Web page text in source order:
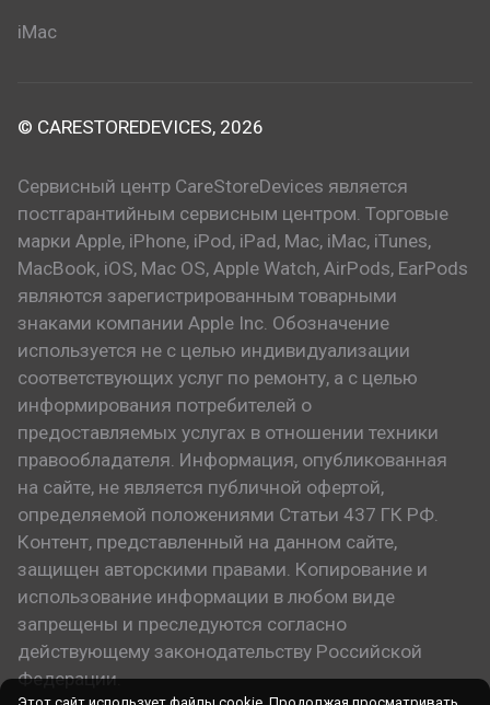
iMac
© CARESTOREDEVICES, 2026
Сервисный центр CareStoreDevices является
постгарантийным сервисным центром. Торговые
марки Apple, iPhone, iPod, iPad, Mac, iMac, iTunes,
MacBook, iOS, Mac OS, Apple Watch, AirPods, EarPods
являются зарегистрированным товарными
знаками компании Apple Inc. Обозначение
используется не с целью индивидуализации
соответствующих услуг по ремонту, а с целью
информирования потребителей о
предоставляемых услугах в отношении техники
правообладателя. Информация, опубликованная
на сайте, не является публичной офертой,
определяемой положениями Статьи 437 ГК РФ.
Контент, представленный на данном сайте,
защищен авторскими правами. Копирование и
использование информации в любом виде
запрещены и преследуются согласно
действующему законодательству Российской
Федерации.